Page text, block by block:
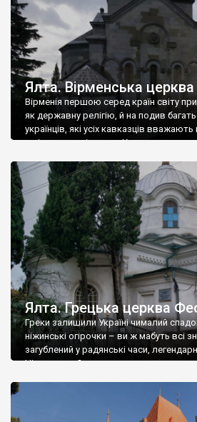
Ялта. Вірменська церква
Вірменія першою серед країн світу
як державну релігію, й на подив
українців, які усіх кавказців
є відданими вірянами Христа
Ялта. Грецька церква
Греки залишили Україні чималий
ніжинські огірочки – ви ж мабуть всі
загублений у радянські часи,
Ніжин греки?